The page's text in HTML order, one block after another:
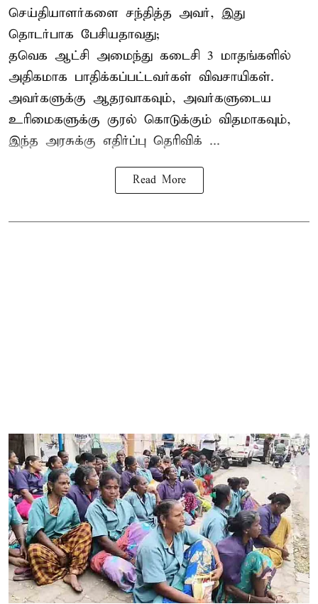
செய்தியாளர்களை சந்தித்த அவர், இது
தொடர்பாக பேசியதாவது;
தவெக ஆட்சி அமைந்து கடைசி 3 மாதங்களில்
அதிகமாக பாதிக்கப்பட்டவர்கள் விவசாயிகள்.
அவர்களுக்கு ஆதரவாகவும், அவர்களுடைய
உரிமைகளுக்கு குரல் கொடுக்கும் விதமாகவும்,
இந்த அரசுக்கு எதிர்ப்பு தெரிவிக் ...
Read More